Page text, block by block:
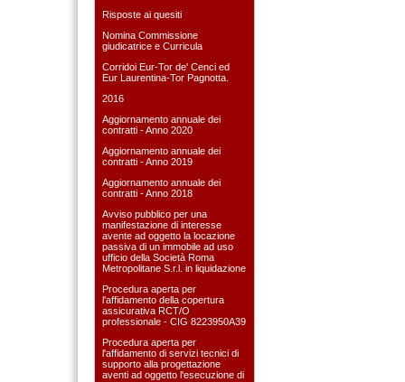
Risposte ai quesiti
Nomina Commissione
giudicatrice e Curricula
Corridoi Eur-Tor de' Cenci ed
Eur Laurentina-Tor Pagnotta.
2016
Aggiornamento annuale dei
contratti - Anno 2020
Aggiornamento annuale dei
contratti - Anno 2019
Aggiornamento annuale dei
contratti - Anno 2018
Avviso pubblico per una
manifestazione di interesse
avente ad oggetto la locazione
passiva di un immobile ad uso
ufficio della Società Roma
Metropolitane S.r.l. in liquidazione
Procedura aperta per
l'affidamento della copertura
assicurativa RCT/O
professionale - CIG 8223950A39
Procedura aperta per
l'affidamento di servizi tecnici di
supporto alla progettazione
aventi ad oggetto l'esecuzione di